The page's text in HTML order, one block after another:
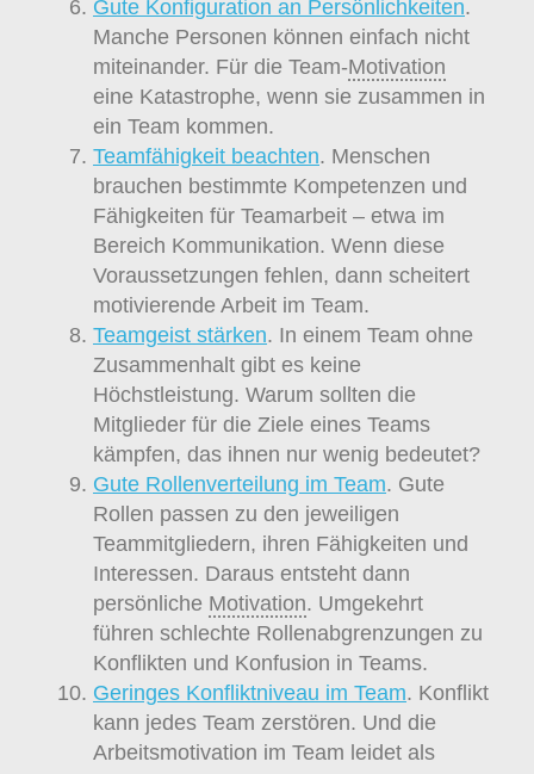
Gute Konfiguration an Persönlichkeiten.
Manche Personen können einfach nicht
miteinander. Für die Team-Motivation
eine Katastrophe, wenn sie zusammen in
ein Team kommen.
Teamfähigkeit beachten. Menschen
brauchen bestimmte Kompetenzen und
Fähigkeiten für Teamarbeit – etwa im
Bereich Kommunikation. Wenn diese
Voraussetzungen fehlen, dann scheitert
motivierende Arbeit im Team.
Teamgeist stärken. In einem Team ohne
Zusammenhalt gibt es keine
Höchstleistung. Warum sollten die
Mitglieder für die Ziele eines Teams
kämpfen, das ihnen nur wenig bedeutet?
Gute Rollenverteilung im Team. Gute
Rollen passen zu den jeweiligen
Teammitgliedern, ihren Fähigkeiten und
Interessen. Daraus entsteht dann
persönliche Motivation. Umgekehrt
führen schlechte Rollenabgrenzungen zu
Konflikten und Konfusion in Teams.
Geringes Konfliktniveau im Team. Konflikt
kann jedes Team zerstören. Und die
Arbeitsmotivation im Team leidet als